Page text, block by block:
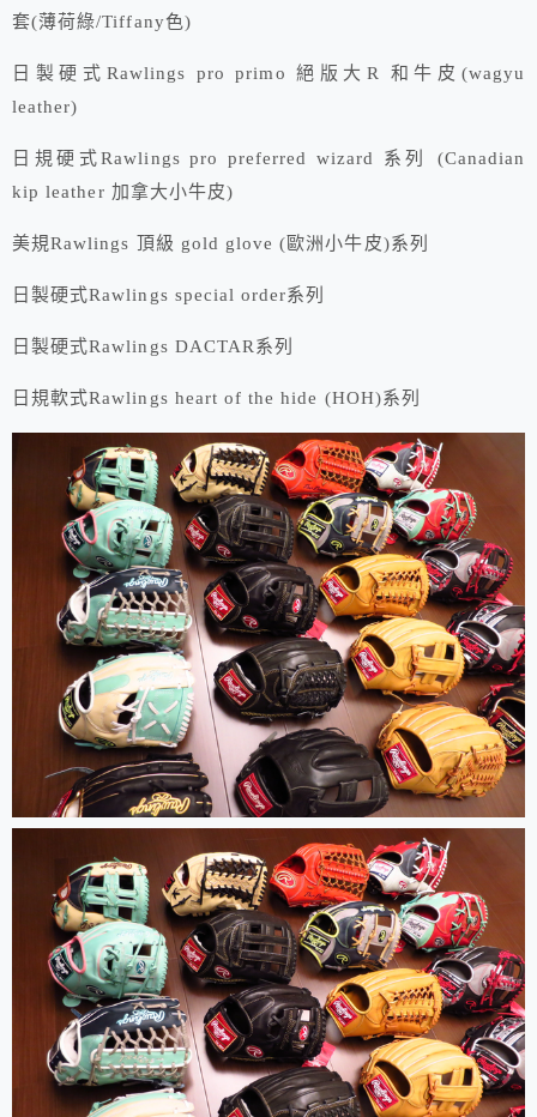
套(薄荷綠/Tiffany色)
日製硬式Rawlings pro primo 絕版大R 和牛皮(wagyu
leather)
日規硬式Rawlings pro preferred wizard 系列 (Canadian
kip leather 加拿大小牛皮)
美規Rawlings 頂級 gold glove (歐洲小牛皮)系列
日製硬式Rawlings special order系列
日製硬式Rawlings DACTAR系列
日規軟式Rawlings heart of the hide (HOH)系列